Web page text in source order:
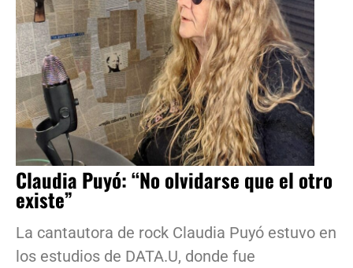
Claudia Puyó: “No olvidarse que el otro
existe”
La cantautora de rock Claudia Puyó estuvo en
los estudios de DATA.U, donde fue